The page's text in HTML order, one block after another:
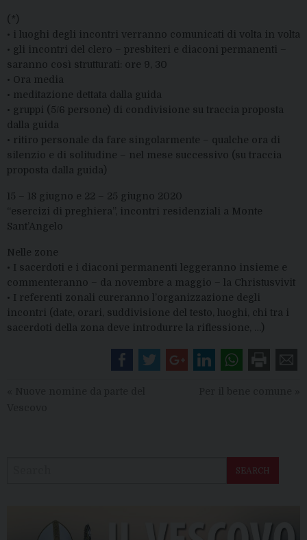
(*)
• i luoghi degli incontri verranno comunicati di volta in volta
• gli incontri del clero – presbiteri e diaconi permanenti –
saranno così strutturati: ore 9, 30
• Ora media
• meditazione dettata dalla guida
• gruppi (5/6 persone) di condivisione su traccia proposta
dalla guida
• ritiro personale da fare singolarmente – qualche ora di
silenzio e di solitudine – nel mese successivo (su traccia
proposta dalla guida)
15 – 18 giugno e 22 – 25 giugno 2020
“esercizi di preghiera”, incontri residenziali a Monte
Sant’Angelo
Nelle zone
• I sacerdoti e i diaconi permanenti leggeranno insieme e
commenteranno – da novembre a maggio – la Christusvivit
• I referenti zonali cureranno l’organizzazione degli
incontri (date, orari, suddivisione del testo, luoghi, chi tra i
sacerdoti della zona deve introdurre la riflessione, …)
SEARCH